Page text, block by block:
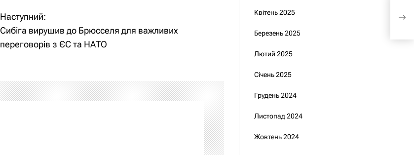
Наступний:
Сибіга вирушив до Брюсселя для важливих
переговорів з ЄС та НАТО
Квітень 2025
Березень 2025
Лютий 2025
Січень 2025
Грудень 2024
Листопад 2024
Жовтень 2024